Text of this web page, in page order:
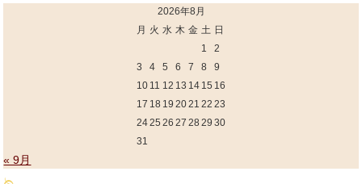
2026年8月
月 火 水 木 金 土 日
1
2
3
4 5 6 7 8
9
10 11 12 13 14 15 16
17 18 19 2021 22 23
2425 26 27 28 29 30
31
« 9月